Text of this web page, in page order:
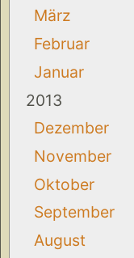
März
Februar
Januar
2013
Dezember
November
Oktober
September
August